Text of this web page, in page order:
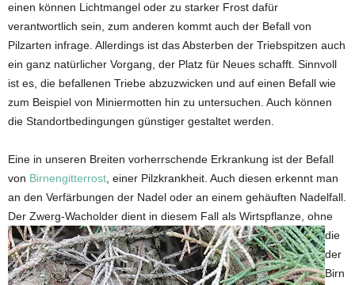
einen können Lichtmangel oder zu starker Frost dafür
verantwortlich sein, zum anderen kommt auch der Befall von
Pilzarten infrage. Allerdings ist das Absterben der Triebspitzen auch
ein ganz natürlicher Vorgang, der Platz für Neues schafft. Sinnvoll
ist es, die befallenen Triebe abzuzwicken und auf einen Befall wie
zum Beispiel von Miniermotten hin zu untersuchen. Auch können
die Standortbedingungen günstiger gestaltet werden.
Eine in unseren Breiten vorherrschende Erkrankung ist der Befall
von Birnengitterrost, einer Pilzkrankheit. Auch diesen erkennt man
an den Verfärbungen der Nadel oder an einem gehäuften Nadelfall.
Der Zwerg-Wacholder dient in diesem Fall als Wirtspflanze, ohne
die
der
Birn